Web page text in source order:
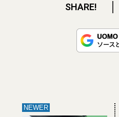
SHARE!
NEWER